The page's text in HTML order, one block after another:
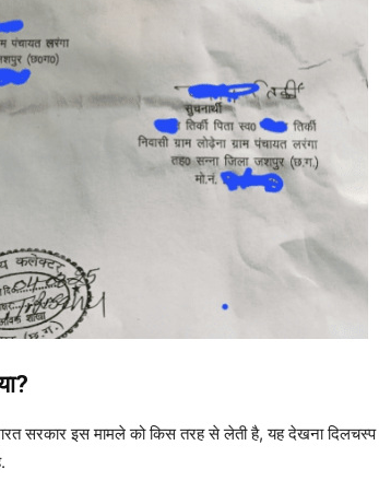
सरकार इस मामले को किस तरह से लेती है, यह देखना दिलचस्प